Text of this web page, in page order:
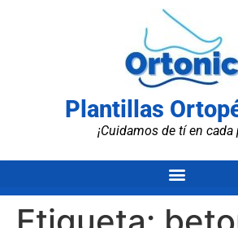
Plantillas
¡Cuidamos de tí en cada